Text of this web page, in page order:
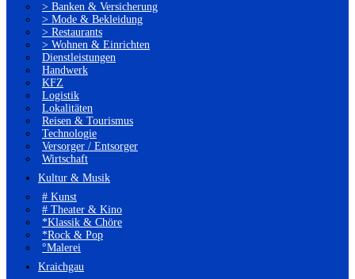
> Banken & Versicherung
> Mode & Bekleidung
> Restaurants
> Wohnen & Einrichten
Dienstleistungen
Handwerk
KFZ
Logistik
Lokalitäten
Reisen & Tourismus
Technologie
Versorger / Entsorger
Wirtschaft
Kultur & Musik
# Kunst
# Theater & Kino
*Klassik & Chöre
*Rock & Pop
°Malerei
Kraichgau